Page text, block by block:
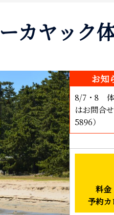
カヤック
お知
8/7・8 体
はお問合
5896）
料金
予約カ